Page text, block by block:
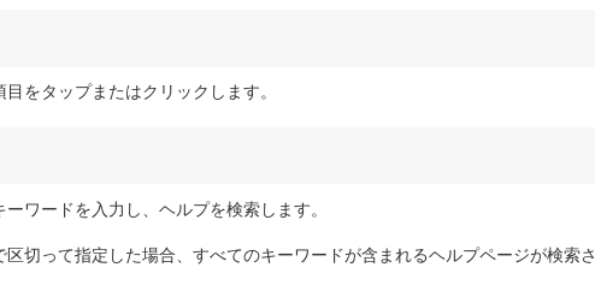
をタップまたはクリックします。
ワードを入力し、ヘルプを検索します。
切って指定した場合、すべてのキーワードが含まれるヘルプページが検索さ